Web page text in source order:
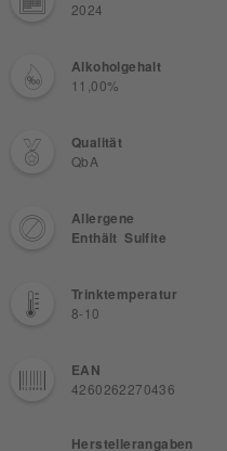
2024
Alkoholgehalt
11,00%
Qualität
QbA
Allergene
Enthält Sulfite
Trinktemperatur
8-10
EAN
4260262270436
Herstellerangaben